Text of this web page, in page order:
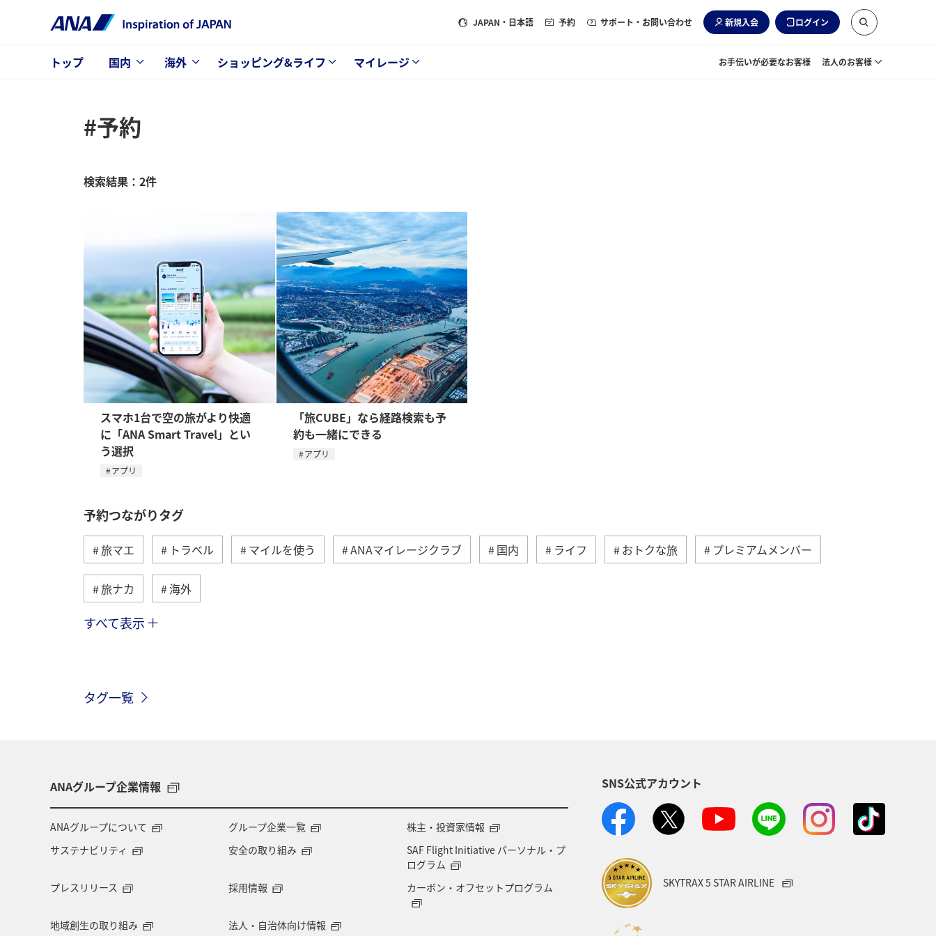
JAPAN ・日本語 予約 サポート・お問い合わせ 新規入会 ログイン
トップ 国内 海外 ショッピング&ライフ マイレージ お手伝いが必要なお客様 法人のお客様
#予約
検索結果：2件
スマホ1台で空の旅がより快適
に「ANA Smart Travel」とい
う選択
アプリ
「旅CUBE」なら経路検索も予
約も一緒にできる
アプリ
予約つながりタグ
旅マエ トラベル マイルを使う ANAマイレージクラブ 国内 ライフ おトクな旅 プレミアムメンバー
旅ナカ 海外
アプリ
ANAの保険
すべて表示
タグ一覧
ANAグループ企業情報
ANAグループについて グループ企業一覧
株主・投資家情報
サステナビリティ
安全の取り組み
SAF Flight Initiative パーソナル・プ
ログラム
プレスリリース
採用情報 カーボン・オフセットプログラム
地域創生の取り組み 法人・自治体向け情報
SNS公式アカウント
SKYTRAX 5 STAR AIRLINE